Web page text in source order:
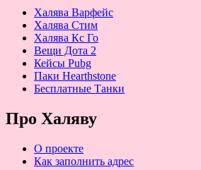
Халява Варфейс
Халява Стим
Халява Кс Го
Вещи Дота 2
Кейсы Pubg
Паки Hearthstone
Бесплатные Танки
Про Халяву
О проекте
Как заполнить адрес